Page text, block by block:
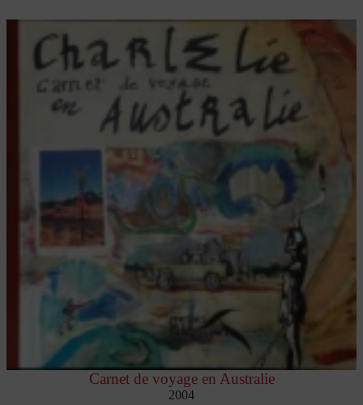
Carnet de voyage en Australie
2004